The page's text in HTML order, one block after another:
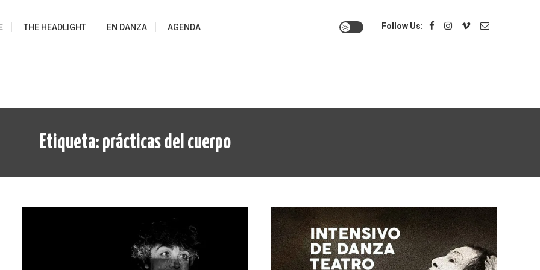
THE HEADLIGHT EN DANZA AGENDA Follow Us:
Etiqueta: prácticas del cuerpo